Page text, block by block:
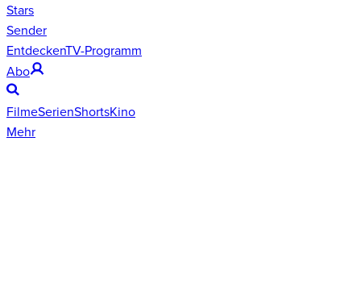
Stars
Sender
EntdeckenTV-Programm
Abo
FilmeSerienShortsKino
Mehr